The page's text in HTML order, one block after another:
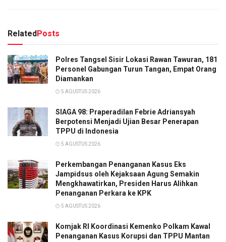
RelatedPosts
Polres Tangsel Sisir Lokasi Rawan Tawuran, 181
Personel Gabungan Turun Tangan, Empat Orang
Diamankan
5 AGUSTUS 2026
SIAGA 98: Praperadilan Febrie Adriansyah
Berpotensi Menjadi Ujian Besar Penerapan
TPPU di Indonesia
5 AGUSTUS 2026
Perkembangan Penanganan Kasus Eks
Jampidsus oleh Kejaksaan Agung Semakin
Mengkhawatirkan, Presiden Harus Alihkan
Penanganan Perkara ke KPK
5 AGUSTUS 2026
Komjak RI Koordinasi Kemenko Polkam Kawal
Penanganan Kasus Korupsi dan TPPU Mantan